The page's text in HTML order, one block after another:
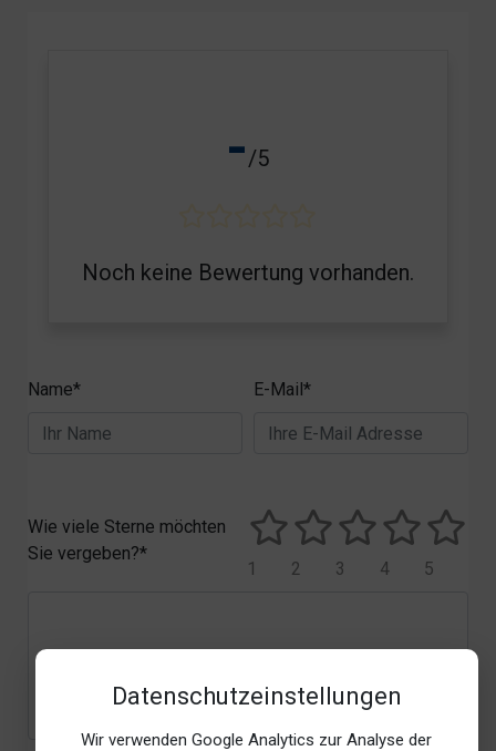
Datenschutzeinstellungen
Wir verwenden Google Analytics zur Analyse der
-/5
Noch keine Bewertung vorhanden.
Name* E-Mail*
Wie viele Sterne möchten
Sie vergeben?*
5
4
3
2
1